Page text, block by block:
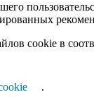
cookie в
.
518. Время